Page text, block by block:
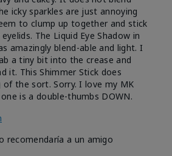
icky sparkles are just annoying
to clump up together and stick
The Liquid Eye Shadow in
amazingly blend-able and light. I
a tiny bit into the crease and
it. This Shimmer Stick does
the sort. Sorry. I love my MK
is a double-thumbs DOWN.
recomendaría a un amigo